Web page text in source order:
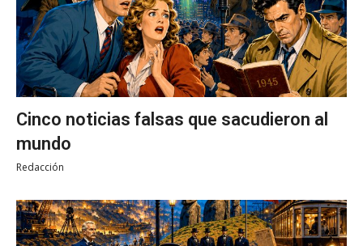
Cinco noticias falsas que sacudieron al
mundo
Redacción